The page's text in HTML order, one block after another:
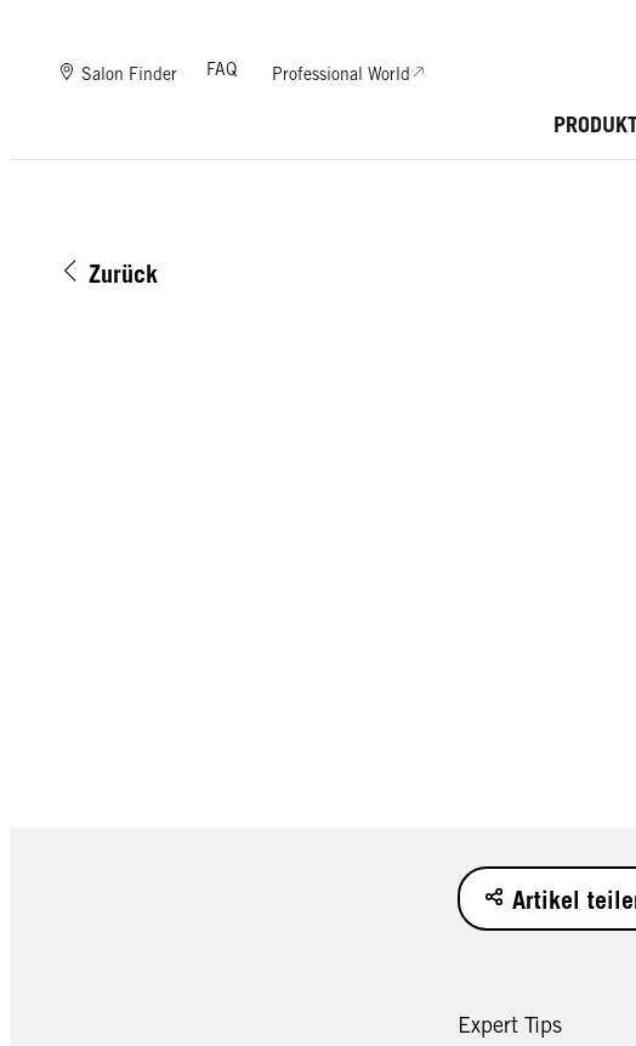
Salon Finder FAQ Professional World
Zurück
Artikel
Expert Tips